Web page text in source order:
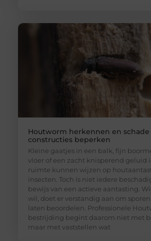
Houtworm herkennen en schade
constructies beperken
Kleine gaatjes in een balk, fijn
vloer of een zacht knisperend geluid
ruimte kunnen wijzen op
insecten. Toch is niet iedere
bewijs van een actieve aantasting.
wil, doet er verstandig aan om
laten beoordelen. Professionele
bestrijding begint daarom niet met
maar met vaststellen wat